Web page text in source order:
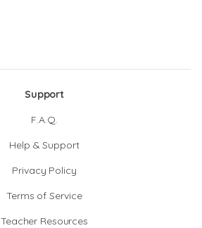
Support
F.A.Q.
Help & Support
Privacy Policy
Terms of Service
Teacher Resources